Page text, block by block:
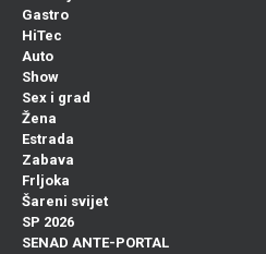
Gastro
HiTec
Auto
Show
Sex i grad
Žena
Estrada
Zabava
Frljoka
Šareni svijet
SP 2026
SENAD ANTE-PORTAL